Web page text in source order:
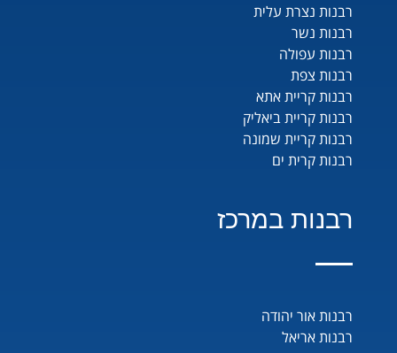
רבנות נצרת עלית
רבנות נשר
רבנות עפולה
רבנות צפת
רבנות קריית אתא
רבנות קריית ביאליק
רבנות קריית שמונה
רבנות קרית ים
רבנות במרכז
רבנות אור יהודה
רבנות אריאל